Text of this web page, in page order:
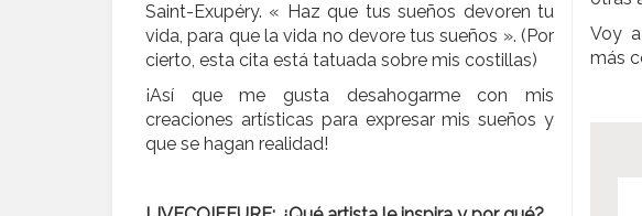
Saint-Exupéry. « Haz que tus sueños devoren tu
vida, para que la vida no devore tus sueños ». (Por
cierto, esta cita está tatuada sobre mis costillas)
¡Así que me gusta desahogarme con mis
creaciones artísticas para expresar mis sueños y
que se hagan realidad!
Voy
más